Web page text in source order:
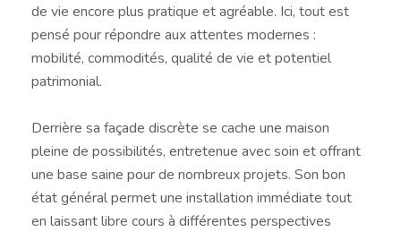
de vie encore plus pratique et agréable. Ici, tout est
pensé pour répondre aux attentes modernes :
mobilité, commodités, qualité de vie et potentiel
patrimonial.
Derrière sa façade discrète se cache une maison
pleine de possibilités, entretenue avec soin et offrant
une base saine pour de nombreux projets. Son bon
état général permet une installation immédiate tout
en laissant libre cours à différentes perspectives